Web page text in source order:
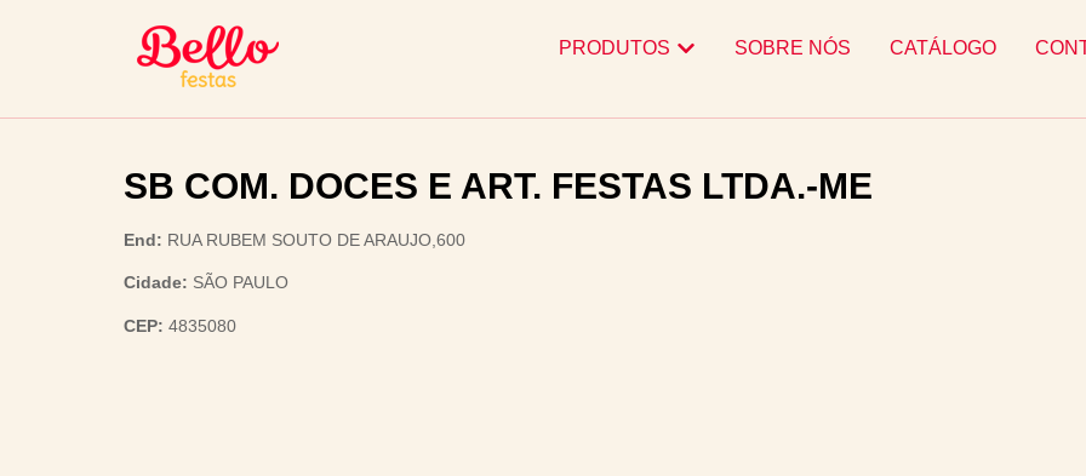
PRODUTOS SOBRE NÓS CATÁLOGO
SB COM. DOCES E ART. FESTAS LTDA.-ME
End: RUA RUBEM SOUTO DE ARAUJO,600
Cidade: SÃO PAULO
CEP: 4835080